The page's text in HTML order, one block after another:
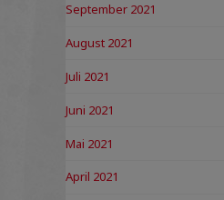
September 2021
August 2021
Juli 2021
Juni 2021
Mai 2021
April 2021